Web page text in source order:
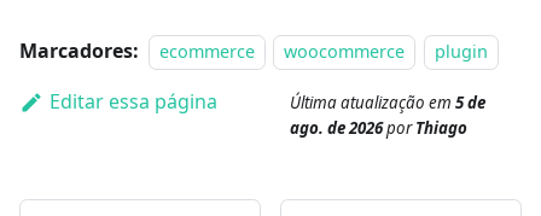
Marcadores: ecommerce woocommerce plugin
Editar essa página Última atualização em 5 de
ago. de 2026porThiago